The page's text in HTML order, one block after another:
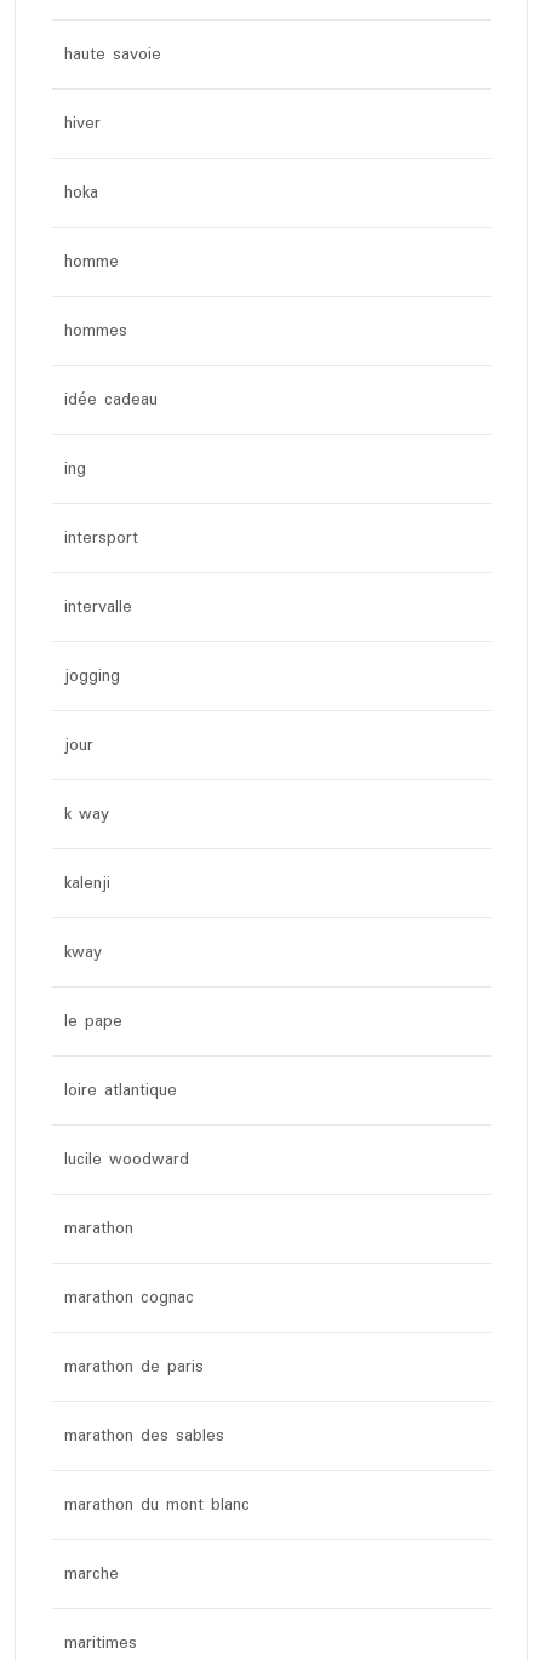
haute savoie
hiver
hoka
homme
hommes
idée cadeau
ing
intersport
intervalle
jogging
jour
k way
kalenji
kway
le pape
loire atlantique
lucile woodward
marathon
marathon cognac
marathon de paris
marathon des sables
marathon du mont blanc
marche
maritimes